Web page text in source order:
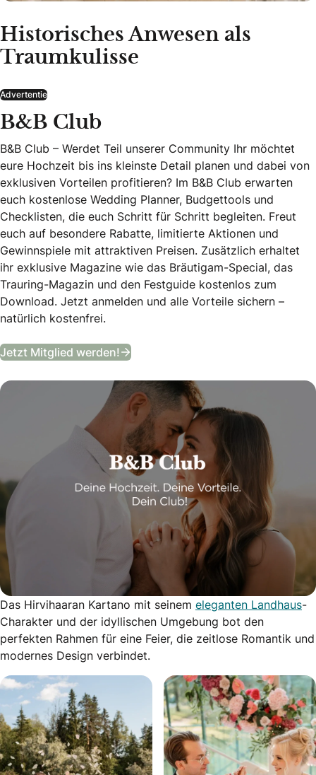
Historisches Anwesen als
Traumkulisse
Advertentie
B&B Club
B&B Club – Werdet Teil unserer Community Ihr möchtet
eure Hochzeit bis ins kleinste Detail planen und dabei von
exklusiven Vorteilen profitieren? Im B&B Club erwarten
euch kostenlose Wedding Planner, Budgettools und
Checklisten, die euch Schritt für Schritt begleiten. Freut
euch auf besondere Rabatte, limitierte Aktionen und
Gewinnspiele mit attraktiven Preisen. Zusätzlich erhaltet
ihr exklusive Magazine wie das Bräutigam-Special, das
Trauring-Magazin und den Festguide kostenlos zum
Download. Jetzt anmelden und alle Vorteile sichern –
natürlich kostenfrei.
Jetzt Mitglied werden! B&B Club
Das Hirvihaaran Kartano mit seinem eleganten Landhaus-
Charakter und der idyllischen Umgebung bot den
perfekten Rahmen für eine Feier, die zeitlose Romantik und
modernes Design verbindet.